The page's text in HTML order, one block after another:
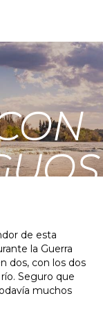
de esta
la Guerra
dos, con los dos
Seguro que
muchos